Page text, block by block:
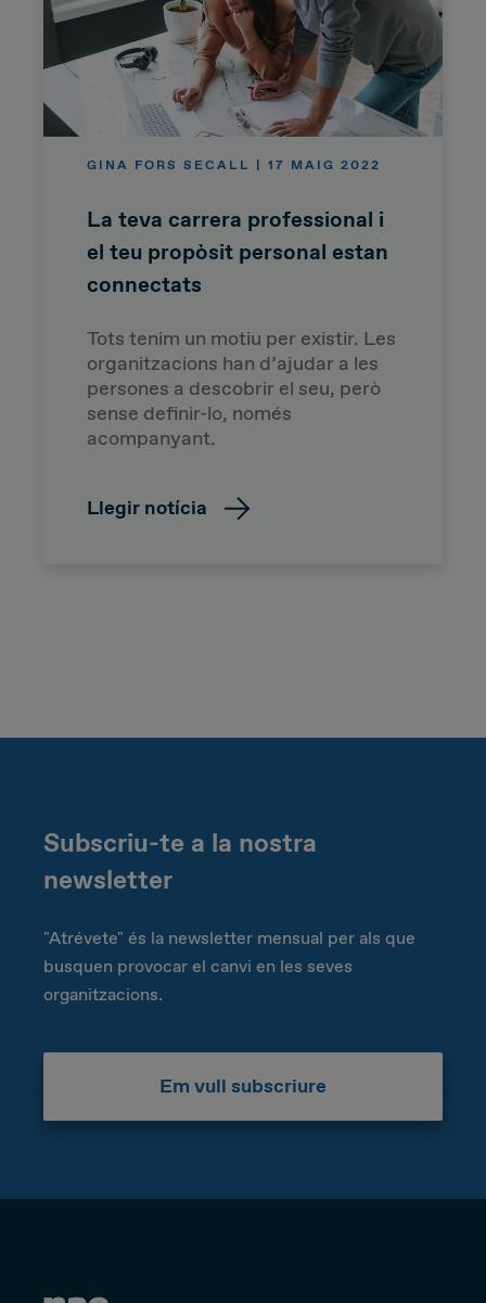
GINA FORS SECALL | 17 MAIG 2022
La teva carrera professional i
el teu propòsit personal estan
connectats
Tots tenim un motiu per existir. Les
organitzacions han d’ajudar a les
persones a descobrir el seu, però
sense definir-lo, només
acompanyant.
Llegir notícia
Subscriu-te a la nostra
newsletter
"Atrévete" és la newsletter mensual per als que
busquen provocar el canvi en les seves
organitzacions.
Em vull subscriure